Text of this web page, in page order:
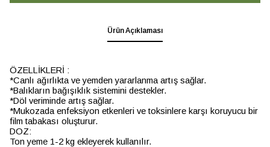
Ürün Açıklaması
ÖZELLİKLERİ :
*Canlı ağırlıkta ve yemden yararlanma artış sağlar.
*Balıkların bağışıklık sistemini destekler.
*Döl veriminde artış sağlar.
*Mukozada enfeksiyon etkenleri ve toksinlere karşı koruyucu bir
film tabakası oluşturur.
DOZ:
Ton yeme 1-2 kg ekleyerek kullanılır.